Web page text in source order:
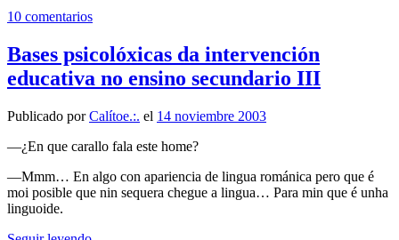
10 comentarios
Bases psicolóxicas da intervención
educativa no ensino secundario III
Publicado porCalítoe.:. el 14 noviembre 2003
—¿En que carallo fala este home?
—Mmm… En algo con apariencia de lingua románica pero que é
moi posible que nin sequera chegue a lingua… Para min que é unha
linguoide.